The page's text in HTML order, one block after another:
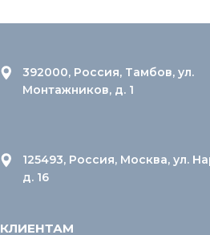
392000, Россия, Тамбов, ул.
Монтажников, д. 1
125493, Россия, Москва, ул.
д. 16
КЛИЕНТАМ